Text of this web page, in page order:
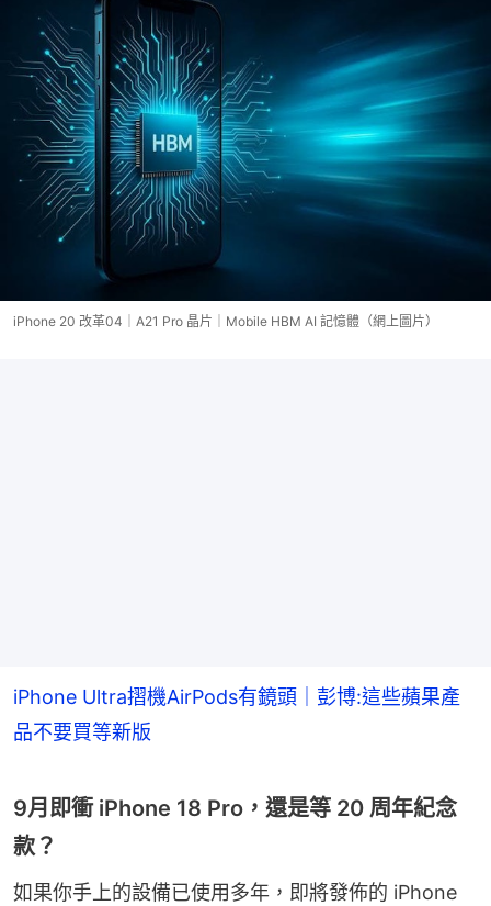
iPhone 20 改革04｜A21 Pro 晶片｜Mobile HBM AI 記憶體（網上圖片）
iPhone Ultra摺機AirPods有鏡頭｜彭博:這些蘋果產
品不要買等新版
9月即衝 iPhone 18 Pro，還是等 20 周年紀念
款？
如果你手上的設備已使用多年，即將發佈的 iPhone